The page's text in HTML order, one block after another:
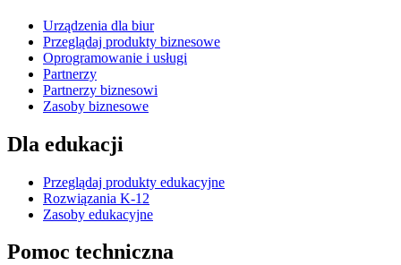
Urządzenia dla biur
Przeglądaj produkty biznesowe
Oprogramowanie i usługi
Partnerzy
Partnerzy biznesowi
Zasoby biznesowe
Dla edukacji
Przeglądaj produkty edukacyjne
Rozwiązania K-12
Zasoby edukacyjne
Pomoc techniczna